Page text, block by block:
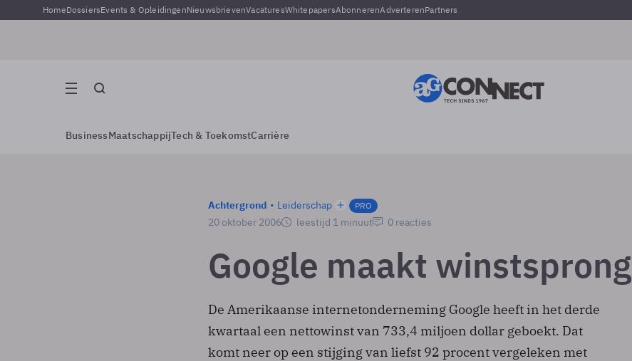
HomeDossiersEvents & OpleidingenNieuwsbrievenVacaturesWhitepapersAbonnerenAdverterenPartners
BusinessMaatschappijTech & ToekomstCarrière
Achtergrond Leiderschap PRO
20 oktober 2006 leestijd 1 minuut 0 reacties
Google maakt winstsprong
De Amerikaanse internetonderneming Google heeft in het derde
kwartaal een nettowinst van 733,4 miljoen dollar geboekt. Dat
komt neer op een stijging van liefst 92 procent vergeleken met